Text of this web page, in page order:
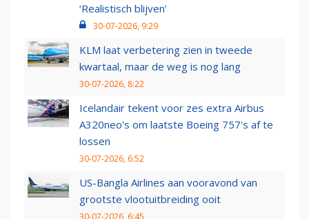
‘Realistisch blijven’
30-07-2026, 9:29
KLM laat verbetering zien in tweede
kwartaal, maar de weg is nog lang
30-07-2026, 8:22
Icelandair tekent voor zes extra Airbus
A320neo's om laatste Boeing 757's af te
lossen
30-07-2026, 6:52
US-Bangla Airlines aan vooravond van
grootste vlootuitbreiding ooit
30-07-2026, 6:45